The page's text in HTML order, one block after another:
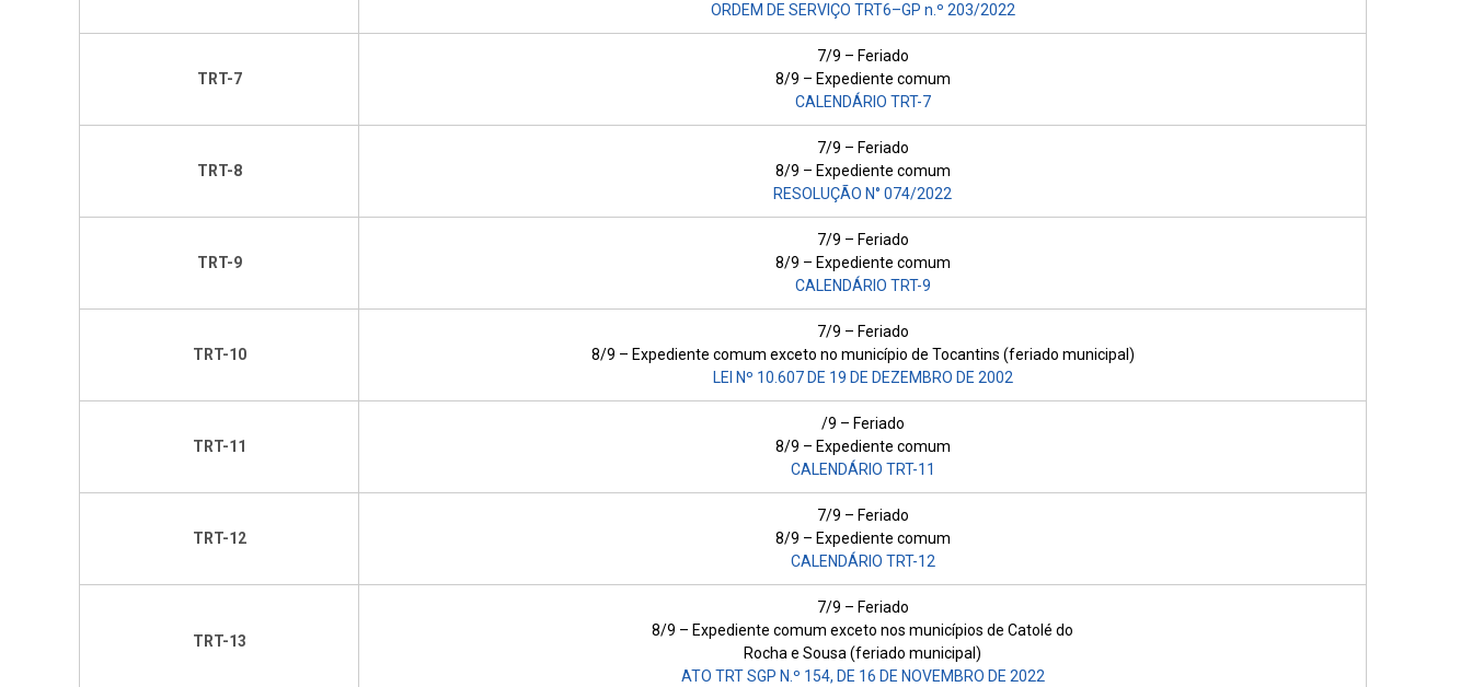
ORDEM DE SERVIÇO TRT6–GP n.º 203/2022
TRT-7
7/9 – Feriado
8/9 – Expediente comum
CALENDÁRIO TRT-7
TRT-8
7/9 – Feriado
8/9 – Expediente comum
RESOLUÇÃO N° 074/2022
TRT-9
7/9 – Feriado
8/9 – Expediente comum
CALENDÁRIO TRT-9
TRT-10
7/9 – Feriado
8/9 – Expediente comum exceto no município de Tocantins (feriado municipal)
LEI Nº 10.607 DE 19 DE DEZEMBRO DE 2002
TRT-11
/9 – Feriado
8/9 – Expediente comum
CALENDÁRIO TRT-11
TRT-12
7/9 – Feriado
8/9 – Expediente comum
CALENDÁRIO TRT-12
TRT-13
7/9 – Feriado
8/9 – Expediente comum exceto nos municípios de Catolé do
Rocha e Sousa (feriado municipal)
ATO TRT SGP N.º 154, DE 16 DE NOVEMBRO DE 2022